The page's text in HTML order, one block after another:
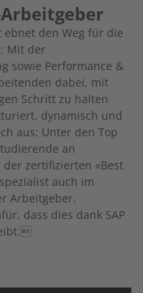
ebnet den Weg für die
Mit der
sowie Performance &
dabei, mit
Schritt zu halten
dynamisch und
aus: Unter den Top
an
zertifizierten «Best
auch im
Arbeitgeber.
dass dies dank SAP